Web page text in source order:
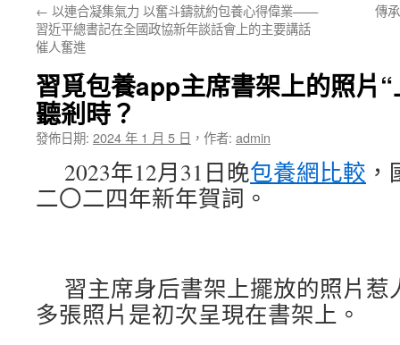
← 以連合凝集氣力 以奮斗鑄就約包養心得偉業——
習近平總書記在全國政協新年談話會上的主要講話
催人奮進
傳
習覓包養app主席書架上的照片
聽剎時？
發佈日期: 2024 年 1 月 5 日 ， 作者: admin
2023年12月31日晚包養網比較
二〇二四年新年賀詞。
習主席身后書架上擺放的照片
多張照片是初次呈現在書架上。